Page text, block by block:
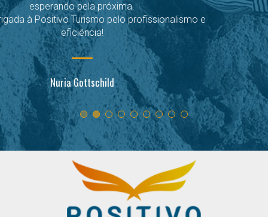
(41)3883-8000
comercial@positivoturismo.com.br
Rua Francisco Rocha, 259 - Batel
Curitiba - PR - CEP 80420-130